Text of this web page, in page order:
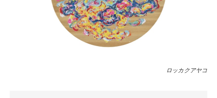
ロッカクアヤコ